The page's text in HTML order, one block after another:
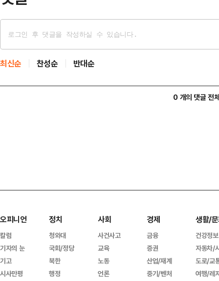
최신순 찬성순 반대순
0 개의 댓글 전
오피니언
칼럼
기자의 눈
기고
시사만평
정치
청와대
국회/정당
북한
행정
사회
사건사고
교육
노동
언론
경제
금융
증권
산업/재계
중기/벤처
생활/
건강정보
자동차/
도로/교
여행/레